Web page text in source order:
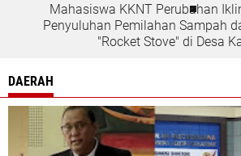
Mahasiswa KKNT Perubahan
Penyuluhan Pemilahan Sampah
"Rocket Stove" di Desa
DAERAH